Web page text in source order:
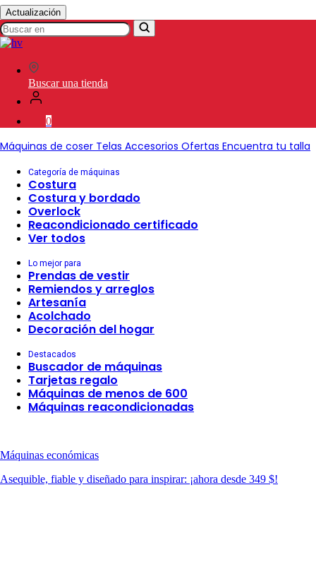
Actualización
Buscar
en
SVP
Worldwide
Buscar una tienda
0
Máquinas de coser Telas Accesorios Ofertas Encuentra tu talla
Categoría de máquinas
Costura
Costura y bordado
Overlock
Reacondicionado certificado
Ver todos
Lo mejor para
Prendas de vestir
Remiendos y arreglos
Artesanía
Acolchado
Decoración del hogar
Destacados
Buscador de máquinas
Tarjetas regalo
Máquinas de menos de 600
Máquinas reacondicionadas
Máquinas económicas
Asequible, fiable y diseñado para inspirar: ¡ahora desde 349 $!